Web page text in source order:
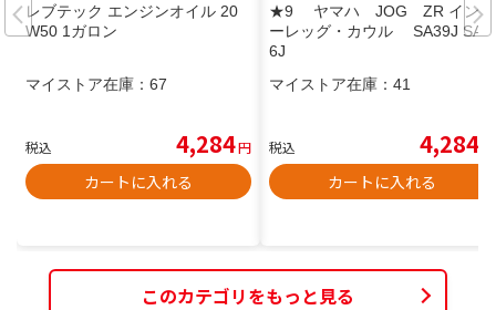
レブテック エンジンオイル 20
W50 1ガロン
マイストア在庫： 67
税込 4,284円
カートに入れる
★9 ヤマハ JOG ZR インナ
ーレッグ・カウル SA39J SA3
6J
マイストア在庫： 41
税込 4,284
カートに入れる
このカテゴリをもっと見る